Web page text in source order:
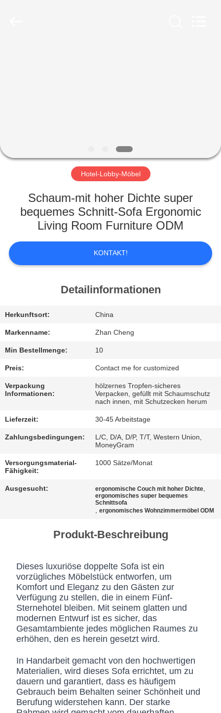
VR-
ÜBER
WERKSBESICHTIGUNG
QUALITÄTSKONTROLLE
BITTE
UM
EIN
ANGEBOT
SITEMAP
BESTIMMUNGEN
Hotel-Lobby-Möbel
Schaum-mit hoher Dichte super
bequemes Schnitt-Sofa Ergonomic
Living Room Furniture ODM
KONTAKT!
Detailinformationen
Herkunftsort: China
Markenname: Zhan Cheng
Min Bestellmenge: 10
Preis: Contact me for customized
Verpackung
Informationen:
hölzernes Tropfen-sicheres
Verpacken, gefüllt mit Schaumschutz
nach innen, mit Schutzecken herum
Lieferzeit: 30-45 Arbeitstage
Zahlungsbedingungen:
L/C, D/A, D/P, T/T, Western Union,
MoneyGram
Versorgungsmaterial-
Fähigkeit:
1000 Sätze/Monat
Ausgesucht: ergonomische Couch mit hoher Dichte
ergonomisches super bequemes
Schnittsofa
,ergonomisches Wohnzimmermöbel ODM
Produkt-Beschreibung
Dieses luxuriöse doppelte Sofa ist ein
vorzügliches Möbelstück entworfen, um
Komfort und Eleganz zu den Gästen zur
Verfügung zu stellen, die in einem Fünf-
Sternehotel bleiben. Mit seinem glatten und
modernen Entwurf ist es sicher, das
Gesamtambiente jedes möglichen Raumes zu
erhöhen, den es herein gesetzt wird.
In Handarbeit gemacht von den hochwertigen
Materialien, wird dieses Sofa errichtet, um zu
dauern und garantiert, dass es häufigem
Gebrauch beim Behalten seiner Schönheit und
Berufung widerstehen kann. Der starke